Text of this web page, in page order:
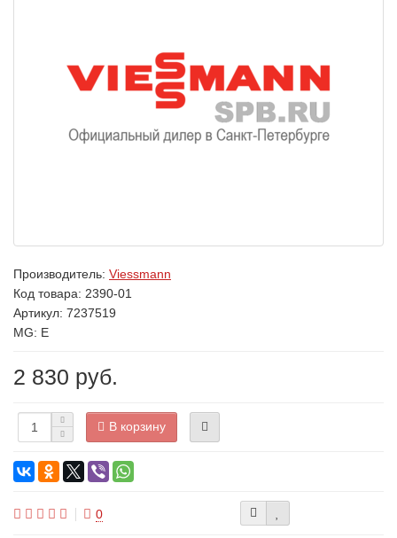
Производитель: Viessmann
Код товара: 2390-01
Артикул: 7237519
MG: E
2 830 руб.
В корзину
0